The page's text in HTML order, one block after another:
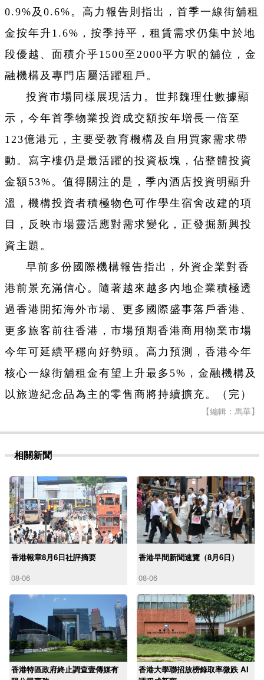
0.9%及0.6%。高力報告則指出，首季一線街舖租
金按年升1.6%，按季持平，租賃需求仍集中於地
段優越、面積介乎1500至2000平方呎的舖位，金
融機構及專門店屬活躍租戶。
投資市場同樣展現活力。世邦魏理仕數據顯
示，今年首季物業投資成交額按年增長一倍至
123億港元，主要受教育機構及自用買家需求帶
動。寫字樓仍是最活躍的投資板塊，佔整體投資
金額53%。值得關注的是，季內酒店投資明顯升
溫，機構投資者積極物色可作學生宿舍改建的項
目，反映市場靈活應對需求變化，正發掘新興投
資主題。
早前多份國際機構報告指出，外資企業對香
港前景充滿信心。隨著越來越多內地企業積極透
過香港開拓海外市場、更多國際盛事落戶香港、
更多旅客前往香港，市場預期香港商用物業市場
今年可延續平穩向好勢頭。高力預測，香港今年
核心一線街舖租金有望上升最多5%，金融機構及
以旅遊紀念品為主的零售商將持續擴充。（完）
【編輯：馬華】
相關新聞
香港報章8月6日社評摘要
08-06
香港早間新聞速覽（8月6日）
08-06
香港特區政府終止調查壹傳媒有
香港大學聯招放榜錄取率微跌 AI